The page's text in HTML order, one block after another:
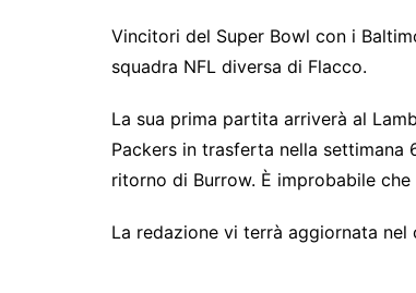
Vincitori del Super Bowl con i
squadra NFL diversa di Flacco.
La sua prima partita arriverà al
Packers in trasferta nella settimana
ritorno di Burrow. È improbabile
La redazione vi terrà aggiornata nel